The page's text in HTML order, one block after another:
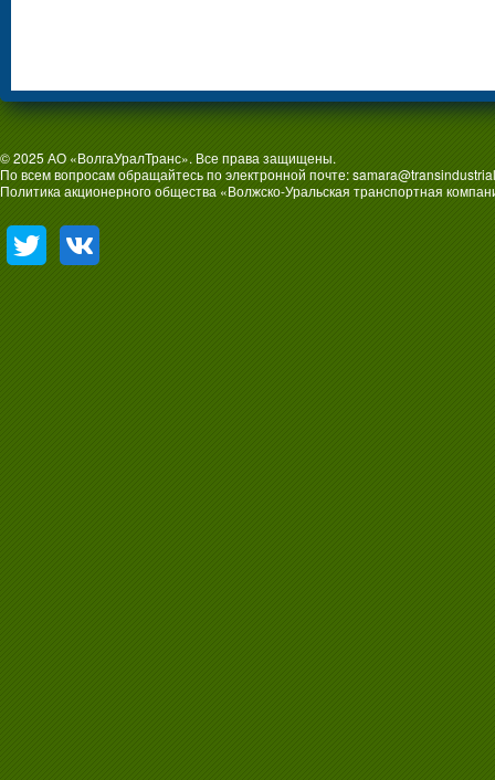
© 2025 АО «ВолгаУралТранс». Все права защищены.
По всем вопросам обращайтесь по электронной почте:
Политика акционерного общества «Волжско-Уральская транспортная